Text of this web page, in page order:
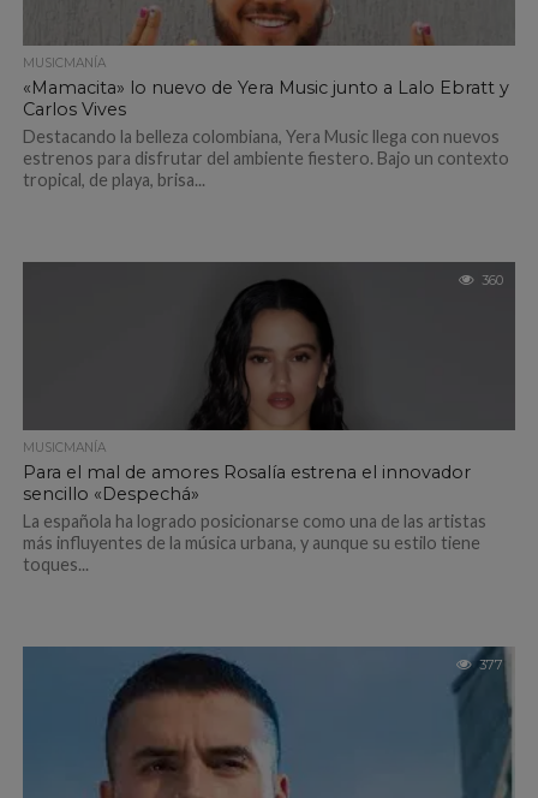
MUSICMANÍA
«Mamacita» lo nuevo de Yera Music junto a Lalo Ebratt y
Carlos Vives
Destacando la belleza colombiana, Yera Music llega con nuevos
estrenos para disfrutar del ambiente fiestero. Bajo un contexto
tropical, de playa, brisa...
360
MUSICMANÍA
Para el mal de amores Rosalía estrena el innovador
sencillo «Despechá»
La española ha logrado posicionarse como una de las artistas
más influyentes de la música urbana, y aunque su estilo tiene
toques...
377